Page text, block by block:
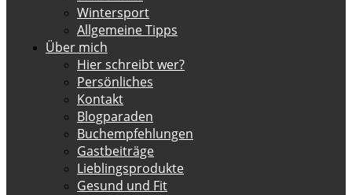
Wintersport
Allgemeine Tipps
Über mich
Hier schreibt wer?
Persönliches
Kontakt
Blogparaden
Buchempfehlungen
Gastbeiträge
Lieblingsprodukte
Gesund und Fit